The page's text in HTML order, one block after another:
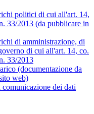
politici di cui all'art. 14,
33/2013 (da pubblicare in
di amministrazione, di
di cui all'art. 14, co.
33/2013
(documentazione da
web)
comunicazione dei dati